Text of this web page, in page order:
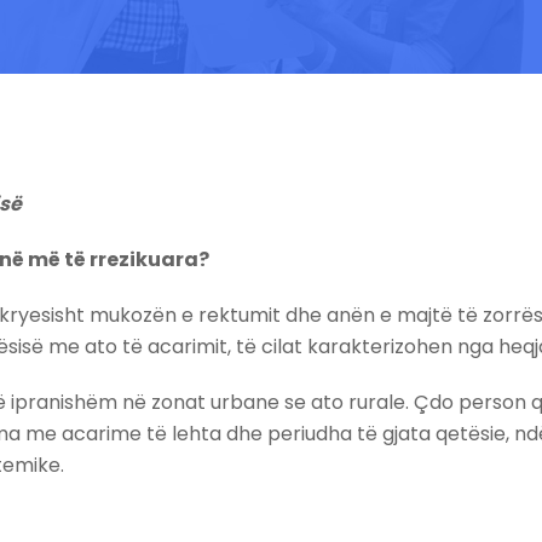
më të rrezikuara?
mukozën e rektumit dhe anën e majtë të
me ato të acarimit, të cilat karakterizohen nga
në zonat urbane se ato rurale. Çdo person
me acarime të lehta dhe periudha të gjata qetësie,